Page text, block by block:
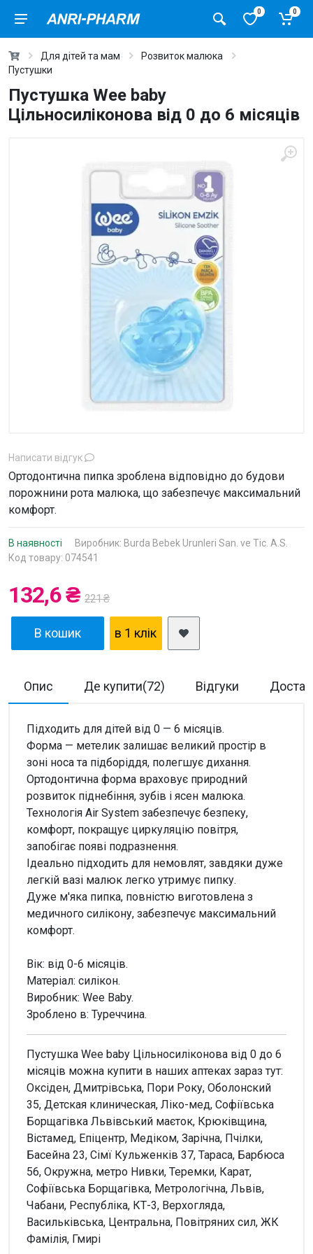
0 0
Для дітей та мам
Розвиток малюка
Пустушки
Пустушка Wee baby
Цільносиліконова від 0 до 6 місяців
Написати відгук
Ортодонтична пипка зроблена відповідно до будови
порожнини рота малюка, що забезпечує максимальний
комфорт.
В наявності Виробник: Burda Bebek Urunleri San. ve Tic. A.S.
Код товару: 074541
132,6 ₴ 221 ₴
В кошик в 1 клiк
Опис Де купити(72) Відгуки
Підходить для дітей від 0 — 6 місяців.
Форма — метелик залишає великий простір в
зоні носа та підборіддя, полегшує дихання.
Ортодонтична форма враховує природний
розвиток піднебіння, зубів і ясен малюка.
Технологія Air System забезпечує безпеку,
комфорт, покращує циркуляцію повітря,
запобігає появі подразнення.
Ідеально підходить для немовлят, завдяки дуже
легкій вазі малюк легко утримує пипку.
Дуже м'яка пипка, повністю виготовлена з
медичного силікону, забезпечує максимальний
комфорт.
Вік: від 0-6 місяців.
Матеріал: силікон.
Виробник: Wee Baby.
Зроблено в: Туреччина.
Пустушка Wee baby Цільносиліконова від 0 до 6
місяців можна купити в наших аптеках зараз тут:
Оксіден, Дмитрівська, Пори Року, Оболонский
35, Детская клиническая, Ліко-мед, Софіївська
Борщагівка Львівський маєток, Крюківщина,
Вістамед, Епіцентр, Медіком, Зарічна, Пчілки,
Басейна 23, Сімї Кульженків 37, Тараса, Барбюса
56, Окружна, метро Нивки, Теремки, Карат,
Софіївська Борщагівка, Метрологічна, Львів,
Чабани, Республіка, КТ-3, Верхогляда,
Васильківська, Центральна, Повітряних сил, ЖК
Фамілія, Гмирі